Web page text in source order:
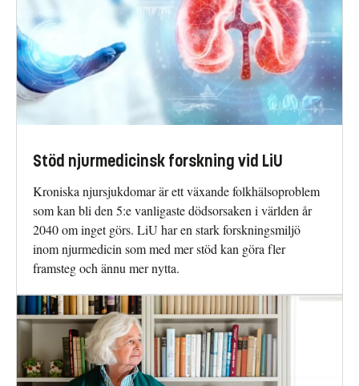
Stöd njurmedicinsk forskning vid LiU
Kroniska njursjukdomar är ett växande folkhälsoproblem
som kan bli den 5:e vanligaste dödsorsaken i världen år
2040 om inget görs. LiU har en stark forskningsmiljö
inom njurmedicin som med mer stöd kan göra fler
framsteg och ännu mer nytta.